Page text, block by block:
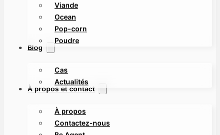
Viande
Ocean
Pop-corn
Poudre
Blog
Cas
Actualités
À propos et contact
À propos
Contactez-nous